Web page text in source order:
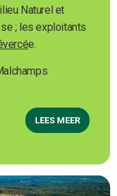
Naturel et
; les exploitants
e.
LEES MEER